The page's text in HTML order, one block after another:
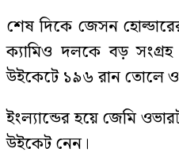
শেষ দিকে জেসন
ক্যামিও দলকে বড়
উইকেটে ১৯৬ রান তোলে
ইংল্যান্ডের হয়ে জেমি
উইকেট নেন।